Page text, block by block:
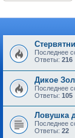
Последнее
Ответы: 216
Дикое
Последнее
Ответы: 105
Ловушка
Последнее
Ответы: 22